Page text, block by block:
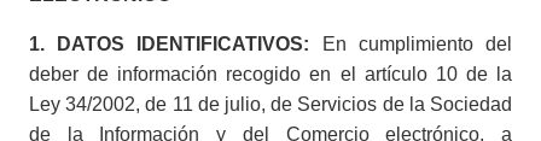
1. DATOS IDENTIFICATIVOS: En cumplimiento del
deber de información recogido en el artículo 10 de la
Ley 34/2002, de 11 de julio, de Servicios de la Sociedad
de la Información y del Comercio electrónico, a